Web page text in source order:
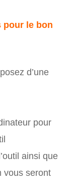
pour le bon
d’une
pour
ainsi que
vous seront